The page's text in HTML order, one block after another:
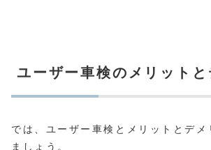
ユーザー車検のメリットと
では、ユーザー車検とメリットとデメ
ましょう。